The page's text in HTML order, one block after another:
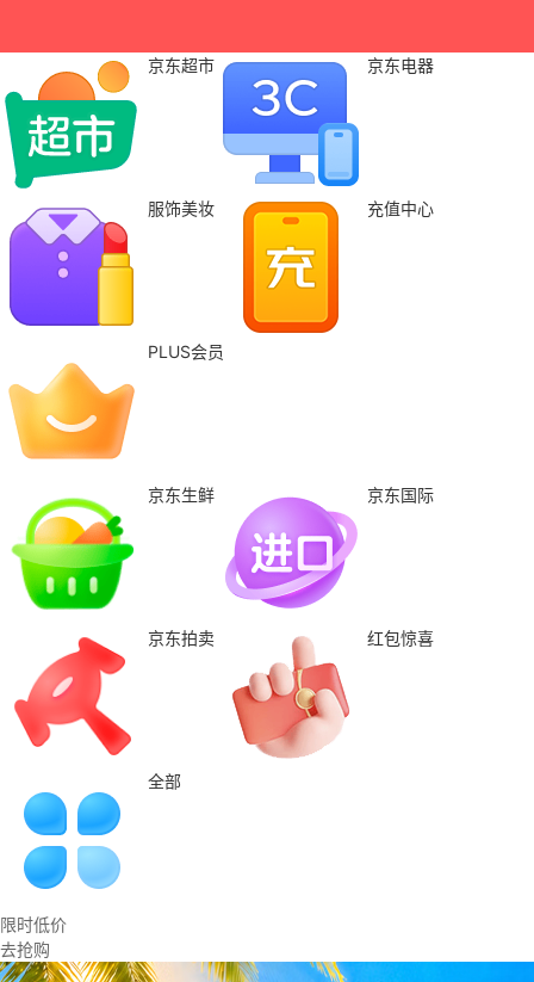
京东超市 京东电器
服饰美妆 充值中心
PLUS会员
京东生鲜 京东国际
京东拍卖 红包惊喜
全部
限时低价
去抢购